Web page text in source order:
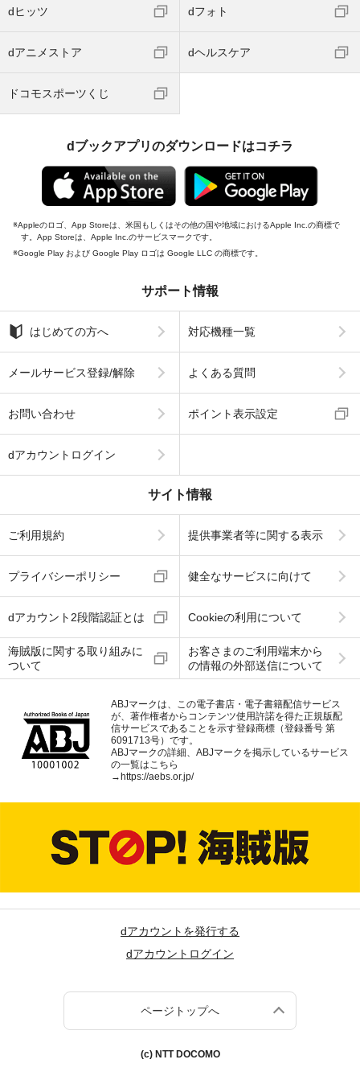
dヒッツ dフォト
dアニメストア dヘルスケア
ドコモスポーツくじ
dブックアプリのダウンロードはコチラ
Appleのロゴ、App Storeは、米国もしくはその他の国や地域におけるApple Inc.の商標で
す。App Storeは、Apple Inc.のサービスマークです。
Google Play および Google Play ロゴは Google LLC の商標です。
サポート情報
はじめての方へ 対応機種一覧
メールサービス登録/解除 よくある質問
お問い合わせ ポイント表示設定
dアカウントログイン
サイト情報
ご利用規約 提供事業者等に関する表示
プライバシーポリシー 健全なサービスに向けて
dアカウント2段階認証とは Cookieの利用について
海賊版に関する取り組みに
ついて
お客さまのご利用端末から
の情報の外部送信について
ABJマークは、この電子書店・電子書籍配信サービス
が、著作権者からコンテンツ使用許諾を得た正規版配
信サービスであることを示す登録商標（登録番号 第
6091713号）です。
ABJマークの詳細、ABJマークを掲示しているサービス
の一覧はこちら
→https://aebs.or.jp/
dアカウントを発行する
dアカウントログイン
ページトップへ
(c) NTT DOCOMO